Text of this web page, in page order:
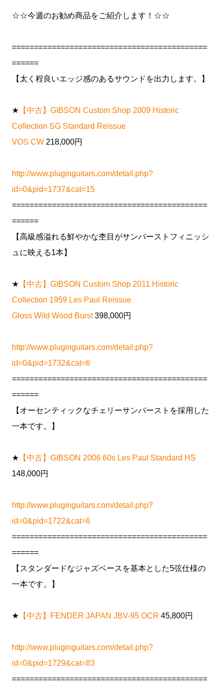
☆☆今週のお勧め商品をご紹介します！☆☆
============================================
======
【太く程良いエッジ感のあるサウンドを出力します。】
★ 【中古】GIBSON Custom Shop 2009 Historic
Collection SG Standard Reissue
VOS CW 218,000円
http://www.pluginguitars.com/detail.php?
id=0&pid=1737&cat=15
============================================
======
【高級感溢れる鮮やかな杢目がサンバーストフィニッシ
ュに映える1本】
★ 【中古】GIBSON Custom Shop 2011 Historic
Collection 1959 Les Paul Reissue
Gloss Wild Wood Burst398,000円
http://www.pluginguitars.com/detail.php?
id=0&pid=1732&cat=6
============================================
======
【オーセンティックなチェリーサンバーストを採用した
一本です。】
★ 【中古】GIBSON 2006 60s Les Paul Standard HS
148,000円
http://www.pluginguitars.com/detail.php?
id=0&pid=1722&cat=6
============================================
======
【スタンダードなジャズベースを基本とした5弦仕様の
一本です。】
★ 【中古】FENDER JAPAN JBV-95 OCR 45,800円
http://www.pluginguitars.com/detail.php?
id=0&pid=1729&cat=83
============================================